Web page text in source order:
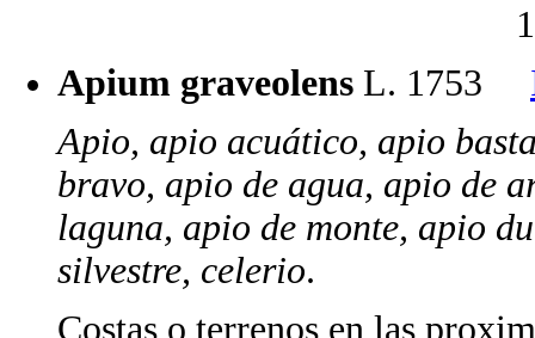
Apium graveolens L. 1753
Apio, apio acuático, apio
bravo, apio de agua, apio de
laguna, apio de monte, apio
silvestre, celerio.
Costas o terrenos en las